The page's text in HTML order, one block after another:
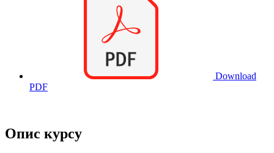
Download
PDF
Опис курсу